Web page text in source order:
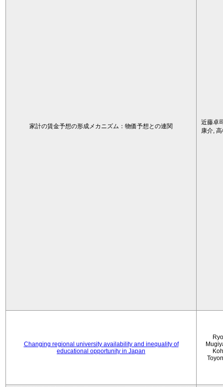
家計の賃金予想の形成メカニズム：物価予想との連関
近藤卓
康介,
Changing regional university availability and inequality of
educational opportunity in Japan